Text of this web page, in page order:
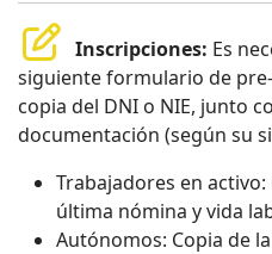
Inscripciones: Es
siguiente formulario de
copia del DNI o NIE, junto
documentación (según su
Trabajadores en activo:
última nómina y vida
Autónomos: Copia de